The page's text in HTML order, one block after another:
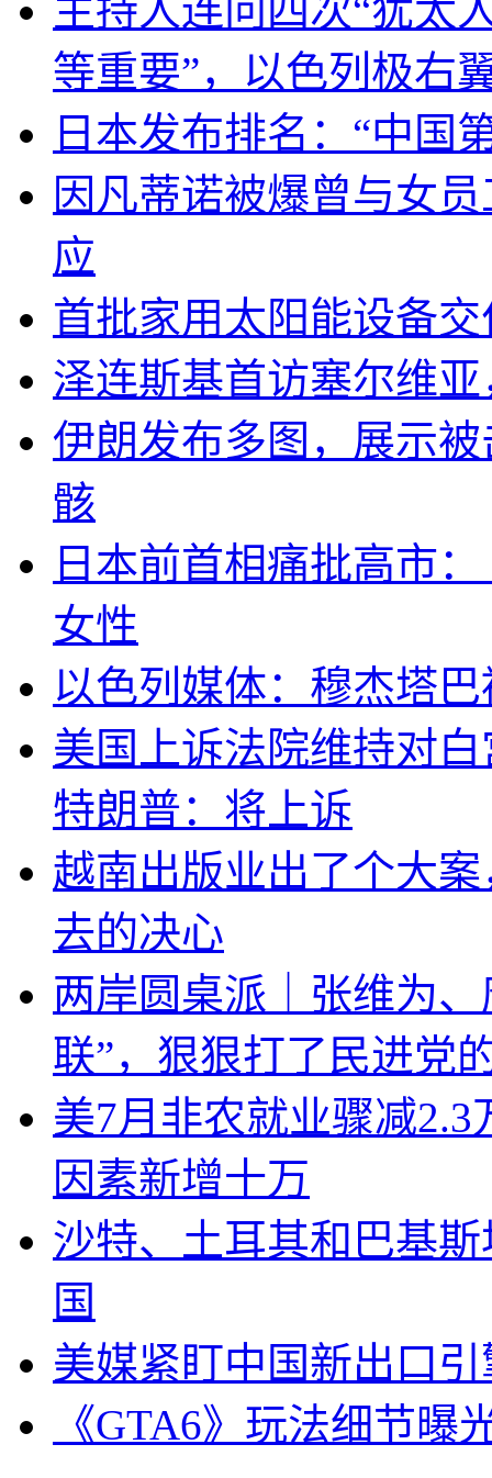
主持人连问四次“犹太
等重要”，以色列极右
日本发布排名：“中国
因凡蒂诺被爆曾与女
应
首批家用太阳能设备
泽连斯基首访塞尔维
伊朗发布多图，展示
骸
日本前首相痛批高市
女性
以色列媒体：穆杰塔
美国上诉法院维持对
特朗普：将上诉
越南出版业出了个大
去的决心
两岸圆桌派｜张维为
联”，狠狠打了民进党
美7月非农就业骤减
因素新增十万
沙特、土耳其和巴基
国
美媒紧盯中国新出口
《GTA6》玩法细节